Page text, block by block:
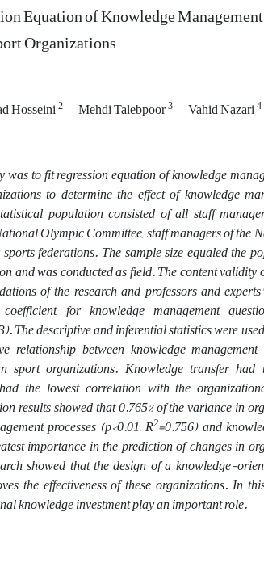
Equation of Knowledge
Organizations
Hosseini2 Mehdi Talebpoor3 Vahid Nazari4
was to fit regression equation of knowledge
to determine the effect of knowledge
population consisted of all staff
Olympic Committee, staff managers of the
federations. The sample size equaled the
and was conducted as field. The content validity
of the research and professors and
for knowledge management
The descriptive and inferential statistics were
relationship between knowledge
sport organizations. Knowledge transfer
the lowest correlation with the
results showed that 0.765% of the variance in
processes (p<0.01, R2=0.756) and
importance in the prediction of changes in
showed that the design of a knowledge-
the effectiveness of these organizations. In
knowledge investment play an important role.